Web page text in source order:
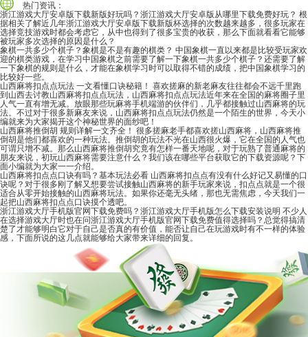
热门资讯：
浙江游戏大厅安卓版下载新版好玩吗？浙江游戏大厅安卓版从哪里下载免费好玩？ 根
据相关了解近几年浙江游戏大厅安卓版下载新版杯选择的次数越来越多，很多玩家在
选择竞技游戏时都会考虑它，从中也得到了很多宝贵的收获，那么下面就看看它能够
被玩家多次选择的原因是什么？
象棋一共多少个棋子？象棋是不是有趣的棋类？ 中国象棋一直以来都是比较受玩家欢
迎的棋类游戏，在学习中国象棋之前需要了解一下象棋一共多少个棋子？还需要了解
一下象棋的规则是什么，才能在象棋学习时可以取得不错的成绩，把中国象棋学习的
比较好一些。
山西麻将扣点点玩法 一文看懂口诀秘籍！ 喜欢搓麻的新老麻友往往都会不远千里跑
到山西去讨教山西麻将扣点点玩法，山西麻将扣点点玩法近年来在全国的麻将圈子里
人气一直有增无减。放眼那些玩麻将手机端游的伙伴们，几乎都接触过山西麻将的玩
法。不过对于很多新麻友来说，山西麻将扣点点玩法仍然是一个陌生的世界，今天小
编就来为大家揭开这个神秘世界的面纱吧！
山西麻将推倒胡 规则详解一文齐全！ 很多搓麻老手都喜欢搓山西麻将，山西麻将推
倒胡是他们都喜欢的一种玩法。推倒胡的玩法不光在山西很火爆，它在全国的人气也
可谓只增不减。那么山西麻将推倒胡究竟有怎样一番天地呢，对于玩熟了普通麻将的
朋友来说，初玩山西麻将需要注意什么？我们该在哪些平台获取它的下载资源呢？下
面小编就为大家一一介绍。
山西麻将扣点点口诀有吗？基本玩法必看 山西麻将扣点点有没有什么好记又易懂的口
诀呢？对于很多刚了解又想要尝试接触山西麻将的新手玩家来说，扣点点就是一个很
适合从零开始接触的山西麻将玩法。如果你还毫无头绪，那也无需焦虑，今天我们一
起把山西麻将扣点点口诀摸个透吧。
浙江游戏大厅手机版官网下载免费吗？浙江游戏大厅手机版怎么下载安装说明 不少人
在选择游戏大厅时也在问浙江游戏大厅手机版官网下载免费值得选择吗？总觉得搞清
楚了才能够明白它对于自己是否真的有价值，能否让自己在玩游戏时有不一样的体验
感，下面所说的这几点就能够给大家带来详细的回复。